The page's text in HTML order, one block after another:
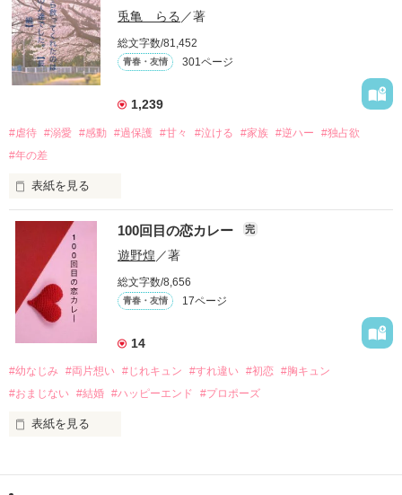
不器用でも努力を諦めない赤。
無口で頼れる黒。
天才肌で笑顔が眩しい白。
三人の姿に勇気をもらい、「私も一歩踏み出してみたい」と思
えるようになった。
笑って、ときどき泣ける。
作品を読む
兎亀 らる ／著
総文字数/81,452
青春・友情 301ページ
1,239
#虐待 #溺愛 #感動 #過保護 #甘々 #泣ける #家族 #逆ハー
#独占欲
#年の差
表紙を見る
｢全部あんたのせいよ｣
『──のせいじゃないよ』
｢なんであんたが生きてんのよ｣
『生きていてくれてありがとう』
｢あんたなんか産まなきゃ良かった｣
『産まれてきてくれてありがとう』
100回目の恋カレー 完
遊野煌 ／著
総文字数/8,656
青春・友情 17ページ
14
#幼なじみ #両片想い #じれキュン #すれ違い #初恋 #胸キュン
#おまじない #結婚 #ハッピーエンド #プロポーズ
表紙を見る